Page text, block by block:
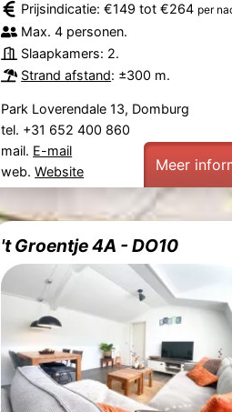
Prijsindicatie: €149 tot €264 per
Max. 4 personen.
Slaapkamers: 2.
Strand afstand: ±300 m.
Park Loverendale 13, Domburg
tel. +31 652 400 860
mail. E-mail
web.Website Meer
't Groentje 4A - DO10